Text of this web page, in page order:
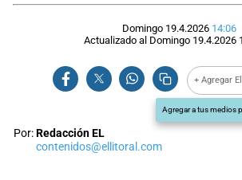
Domingo 19.4.2026 14:06
Actualizado al Domingo 19.4.2026
+ Agregar
Agregar a tus medios
Por:Redacción EL
contenidos@ellitoral.com